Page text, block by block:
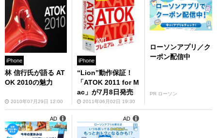
iPhone
林 信行氏が語る AT
OK 2010の魅力
2010年07月29日 12:00
iPhone
“Lion”動作保証！
「ATOK 2011 for M
ac」が7月8日発売
2011年06月02日 19:30
ローソンアプリ／ク
ーポン配信中
PR ローソン
AD AD